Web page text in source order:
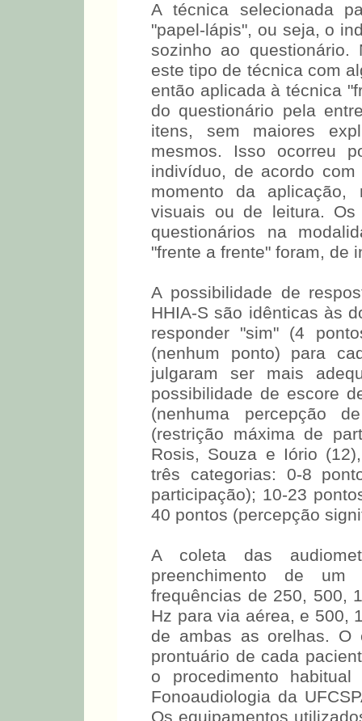
A técnica selecionada
"papel-lápis", ou seja, o
sozinho ao
este tipo de técnica com
então aplicada à técnica
do questionário pela
itens, sem maiores
mesmos. Isso ocorreu
indivíduo, de acordo
momento da aplicação,
visuais ou de leitura. Os
questionários na
A possibilidade de
HHIA-S são idênticas às
responder "sim" (4
(nenhum ponto) para
julgaram ser mais
possibilidade de escore
(nenhuma percepção
(restrição máxima de
Rosis, Souza e Iório
três categorias: 0-8
participação); 10-23
A coleta das
preenchimento de
frequências de 250, 500,
Hz para via aérea, e 500,
de ambas as orelhas. O
prontuário de cada
o procedimento
Fonoaudiologia da